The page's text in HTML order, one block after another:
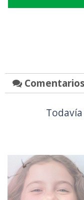
Comentarios